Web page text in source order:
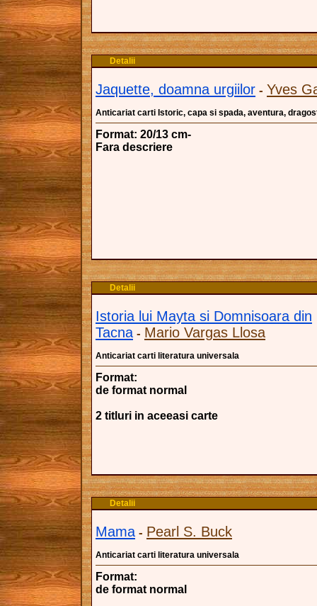
Detalii
Jaquette, doamna urgiilor - Yves
Anticariat carti Istoric, capa si spada, aventura,
Format: 20/13 cm-
Fara descriere
Detalii
Istoria lui Mayta si Domnisoara din
Tacna- Mario Vargas Llosa
Anticariat carti literatura universala
Format:
de format normal
2 titluri in aceeasi carte
Detalii
Mama- Pearl S. Buck
Anticariat carti literatura universala
Format:
de format normal